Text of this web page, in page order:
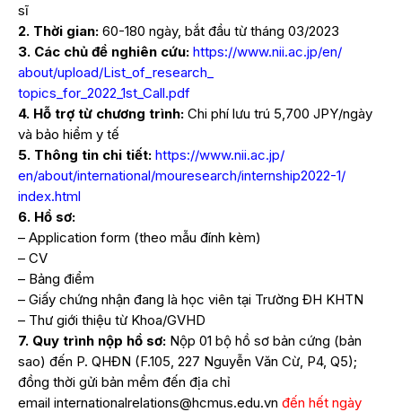
sĩ
2. Thời gian: 60-180 ngày, bắt đầu từ tháng 03/2023
3. Các chủ đề nghiên cứu: https://www.nii.ac.jp/en/
about/upload/List_of_research_
topics_for_2022_1st_Call.pdf
4. Hỗ trợ từ chương trình: Chi phí lưu trú 5,700 JPY/ngày
và bảo hiểm y tế
5. Thông tin chi tiết: https://www.nii.ac.jp/
en/about/international/mouresearch/internship2022-1/
index.html
6. Hồ sơ:
– Application form (theo mẫu đính kèm)
– CV
– Bảng điểm
– Giấy chứng nhận đang là học viên tại Trường ĐH KHTN
– Thư giới thiệu từ Khoa/GVHD
7. Quy trình nộp hồ sơ: Nộp 01 bộ hồ sơ bản cứng (bản
sao) đến P. QHĐN (F.105, 227 Nguyễn Văn Cừ, P4, Q5);
đồng thời gửi bản mềm đến địa chỉ
email internationalrelations@hcmus.edu.vn đến hết ngày